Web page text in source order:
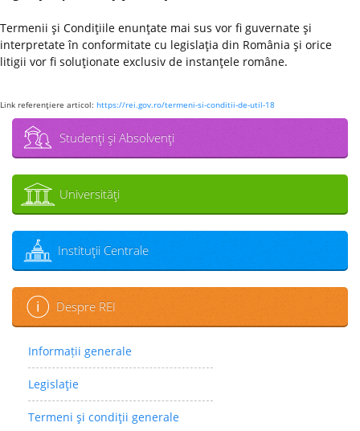
Termenii şi Condiţiile enunţate mai sus vor fi guvernate şi
interpretate în conformitate cu legislaţia din România şi orice
litigii vor fi soluţionate exclusiv de instanţele române.
Link referenţiere articol: https://rei.gov.ro/termeni-si-conditii-de-util-18
Studenţi şi Absolvenţi
Universităţi
Instituţii Centrale
Despre REI
Informații generale
Legislaţie
Termeni şi condiţii generale